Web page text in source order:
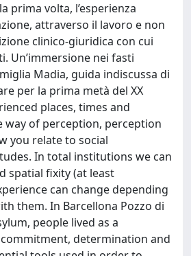
prima volta, l’esperienza
attraverso il lavoro e non
clinico-giuridica con cui
Un’immersione nei fasti
Madia, guida indiscussa di
per la prima metà del XX
places, times and
way of perception, perception
you relate to social
In total institutions we can
spatial fixity (at least
can change depending
them. In Barcellona Pozzo di
people lived as a
determination and